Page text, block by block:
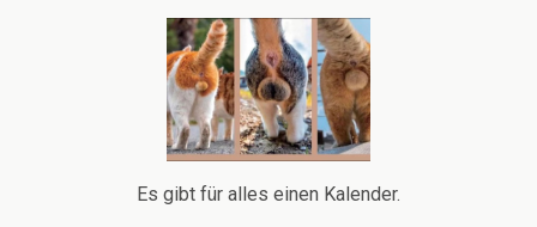
Es gibt für alles einen Kalender.